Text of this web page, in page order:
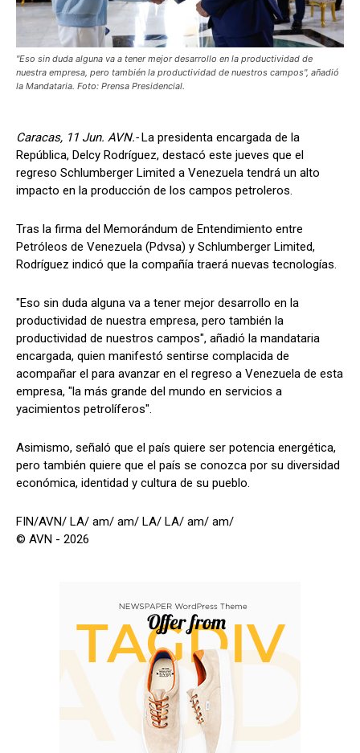
"Eso sin duda alguna va a tener mejor desarrollo en la productividad de
nuestra empresa, pero también la productividad de nuestros campos", añadió
la Mandataria. Foto: Prensa Presidencial.
Caracas, 11 Jun. AVN.-La presidenta encargada de la
República, Delcy Rodríguez, destacó este jueves que el
regreso Schlumberger Limited a Venezuela tendrá un alto
impacto en la producción de los campos petroleros.
Tras la firma del Memorándum de Entendimiento entre
Petróleos de Venezuela (Pdvsa) y Schlumberger Limited,
Rodríguez indicó que la compañía traerá nuevas tecnologías.
"Eso sin duda alguna va a tener mejor desarrollo en la
productividad de nuestra empresa, pero también la
productividad de nuestros campos", añadió la mandataria
encargada, quien manifestó sentirse complacida de
acompañar el para avanzar en el regreso a Venezuela de esta
empresa, "la más grande del mundo en servicios a
yacimientos petrolíferos".
Asimismo, señaló que el país quiere ser potencia energética,
pero también quiere que el país se conozca por su diversidad
económica, identidad y cultura de su pueblo.
FIN/AVN/ LA/ am/ am/ LA/ LA/ am/ am/
© AVN - 2026